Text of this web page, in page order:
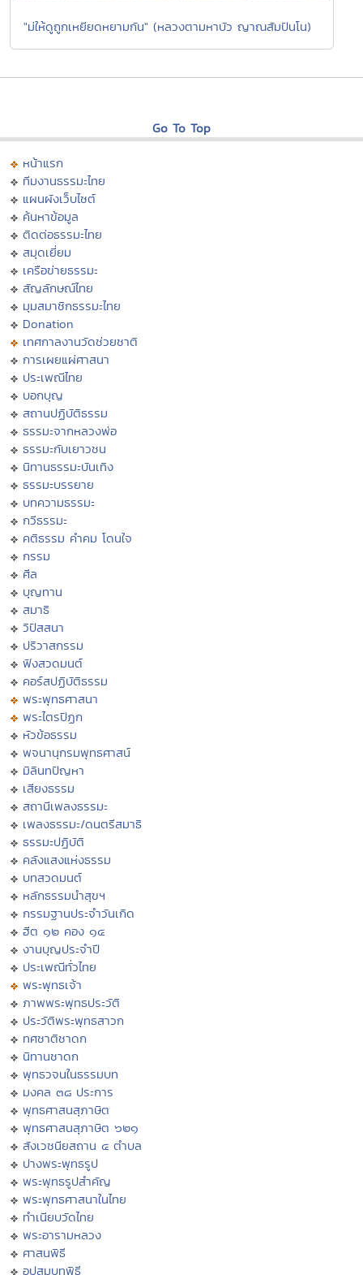
"ม่ให้ดูถูกเหยียดหยามกัน" (หลวงตามหาบัว ญาณสัมปันโน)
Go To Top
หน้าแรก
ทีมงานธรรมะไทย
แผนผังเว็บไซต์
ค้นหาข้อมูล
ติดต่อธรรมะไทย
สมุดเยี่ยม
เครือข่ายธรรมะ
สัญลักษณ์ไทย
มุมสมาชิกธรรมะไทย
Donation
เทศกาลงานวัดช่วยชาติ
การเผยแผ่ศาสนา
ประเพณีไทย
บอกบุญ
สถานปฏิบัติธรรม
ธรรมะจากหลวงพ่อ
ธรรมะกับเยาวชน
นิทานธรรมะบันเทิง
ธรรมะบรรยาย
บทความธรรมะ
กวีธรรมะ
คติธรรม คำคม โดนใจ
กรรม
ศีล
บุญทาน
สมาธิ
วิปัสสนา
ปริวาสกรรม
ฟังสวดมนต์
คอร์สปฏิบัติธรรม
พระพุทธศาสนา
พระไตรปิฏก
หัวข้อธรรม
พจนานุกรมพุทธศาสน์
มิลินทปัญหา
เสียงธรรม
สถานีเพลงธรรมะ
เพลงธรรมะ/ดนตรีสมาธิ
ธรรมะปฏิบัติ
คลังแสงแห่งธรรม
บทสวดมนต์
หลักธรรมนำสุขฯ
กรรมฐานประจำวันเกิด
ฮีต ๑๒ คอง ๑๔
งานบุญประจำปี
ประเพณีทั่วไทย
พระพุทธเจ้า
ภาพพระพุทธประวัติ
ประวัติพระพุทธสาวก
ทศชาติชาดก
นิทานชาดก
พุทธวจนในธรรมบท
มงคล ๓๘ ประการ
พุทธศาสนสุภาษิต
พุทธศาสนสุภาษิต ๖๒๑
สังเวชนียสถาน ๔ ตำบล
ปางพระพุทธรูป
พระพุทธรูปสำคัญ
พระพุทธศาสนาในไทย
ทำเนียบวัดไทย
พระอารามหลวง
ศาสนพิธี
อุปสมบทพิธี